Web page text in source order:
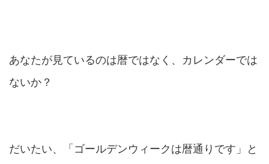
あなたが見ているのは暦ではなく、カレンダーでは
ないか？
だいたい、「ゴールデンウィークは暦通りです」と